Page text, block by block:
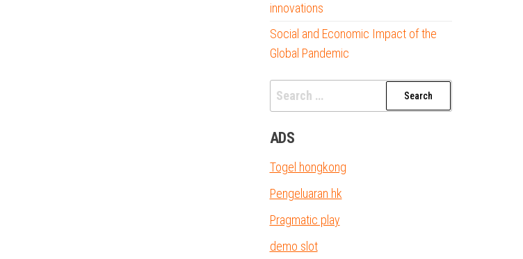
innovations
Social and Economic Impact of the
Global Pandemic
Search
for:
ADS
Togel hongkong
Pengeluaran hk
Pragmatic play
demo slot